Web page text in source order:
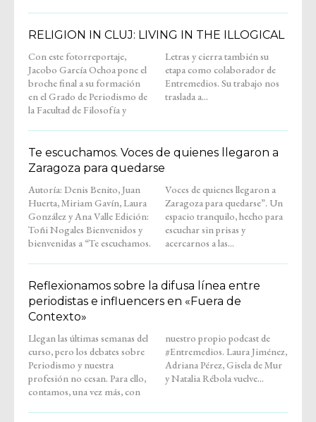
RELIGION IN CLUJ: LIVING IN THE ILLOGICAL
Con este fotorreportaje,
Jacobo García Ochoa pone el
broche final a su formación
en el Grado de Periodismo de
la Facultad de Filosofía y
Letras y cierra también su
etapa como colaborador de
Entremedios. Su trabajo nos
traslada a...
Te escuchamos. Voces de quienes llegaron a
Zaragoza para quedarse
Autoría: Denis Benito, Juan
Huerta, Miriam Gavín, Laura
González y Ana Valle Edición:
Toñi Nogales Bienvenidos y
bienvenidas a “Te escuchamos.
Voces de quienes llegaron a
Zaragoza para quedarse”. Un
espacio tranquilo, hecho para
escuchar sin prisas y
acercarnos a las...
Reflexionamos sobre la difusa línea entre
periodistas e influencers en «Fuera de
Contexto»
Llegan las últimas semanas del
curso, pero los debates sobre
Periodismo y nuestra
profesión no cesan. Para ello,
contamos, una vez más, con
nuestro propio podcast de
#Entremedios. Laura Jiménez,
Adriana Pérez, Gisela de Mur
y Natalia Rébola vuelve...